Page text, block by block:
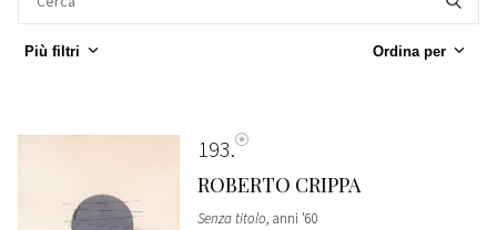
Più filtri Ordina per
193
ROBERTO CRIPPA
Senza titolo, anni '60